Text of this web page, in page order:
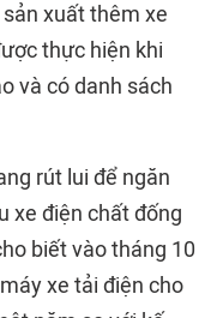
xuất thêm xe
thực hiện khi
và có danh sách
rút lui để ngăn
xe điện chất đống
biết vào tháng 10
xe tải điện cho